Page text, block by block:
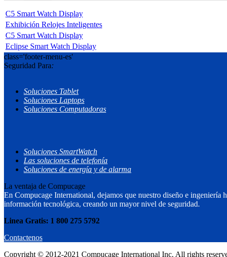
C5 Smart Watch Display
Exhibición Relojes Inteligentes
C5 Smart Watch Display
Eclipse Smart Watch Display
class='footer-menu-es'
Seguridad Para:
Soluciones Tablet
Soluciones Laptops
Soluciones Computadoras
Soluciones SmartWatch
Las soluciones de telefonía
Soluciones de energía y de alarma
La ventaja de Compucage
En Compucage International, dejamos que nuestro diseño e
información tecnológica, creando un mayor nivel de seguridad.
Linea Gratis: 1 800 275 5792
Contactenos
Copyright © 2012-2021 Compucage International Inc. All rights